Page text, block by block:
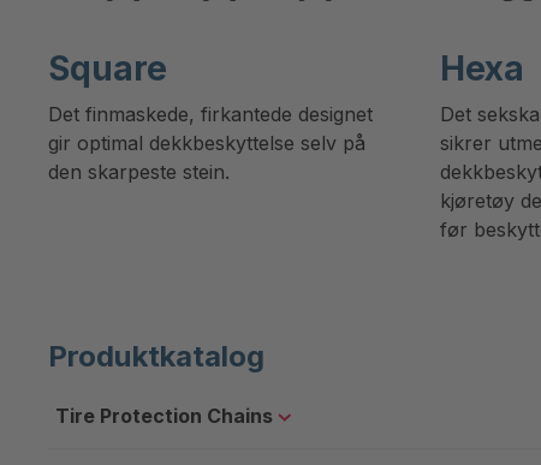
Square
Det finmaskede, firkantede designet
gir optimal dekkbeskyttelse selv på
den skarpeste stein.
Hexa
Det
sikrer
kjøretøy
før
Produktkatalog
Tire Protection Chains